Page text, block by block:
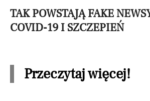
TAK POWSTAJĄ FAKE
COVID-19 I SZCZEPIEŃ
Przeczytaj więcej!